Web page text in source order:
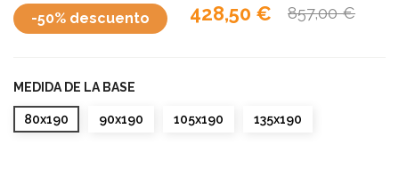
428,50 € 857,00 €
-50% descuento
MEDIDA DE LA BASE
80x190 90x190 105x190 135x190